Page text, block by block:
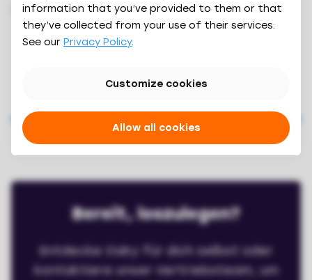
information that you’ve provided to them or that
they’ve collected from your use of their services.
See our Privacy Policy.
Customize cookies
Allow all cookies
Sorge für den kettenweiten Zugriff auf
Markenvorlagen für all deine Immobilien.
Previous feature Next feature
Bereit, loszulegen?
Entdecke Oaky für dich selbst oder
kontaktiere unser Vertriebsteam, um